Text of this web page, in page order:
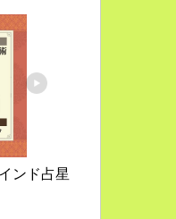
ンド占星